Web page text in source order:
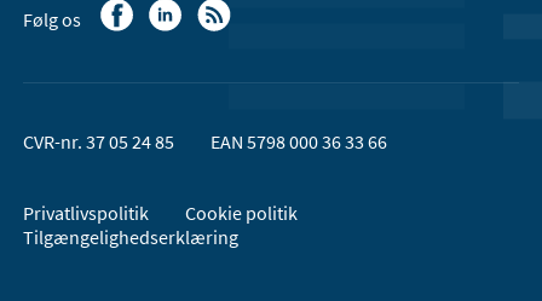
Følg os
CVR-nr. 37 05 24 85 EAN 5798 000 36 33 66
Privatlivspolitik
Cookie politik
Tilgængelighedserklæring